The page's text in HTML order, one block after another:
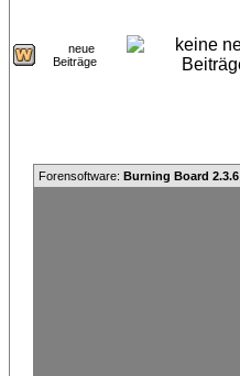
neue
Beiträge
Forensoftware: Burning Board 2.3.6